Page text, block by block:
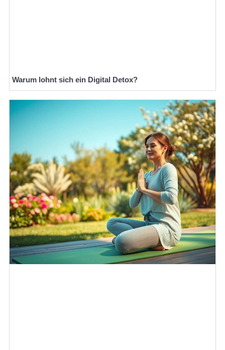
Warum lohnt sich ein Digital Detox?